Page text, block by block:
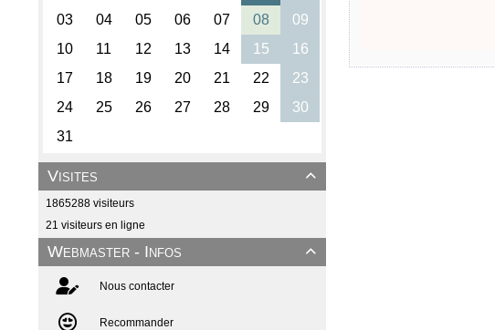

Visites
1865288 visiteurs
21 visiteurs en ligne

Webmaster - Infos
Nous contacter
Recommander